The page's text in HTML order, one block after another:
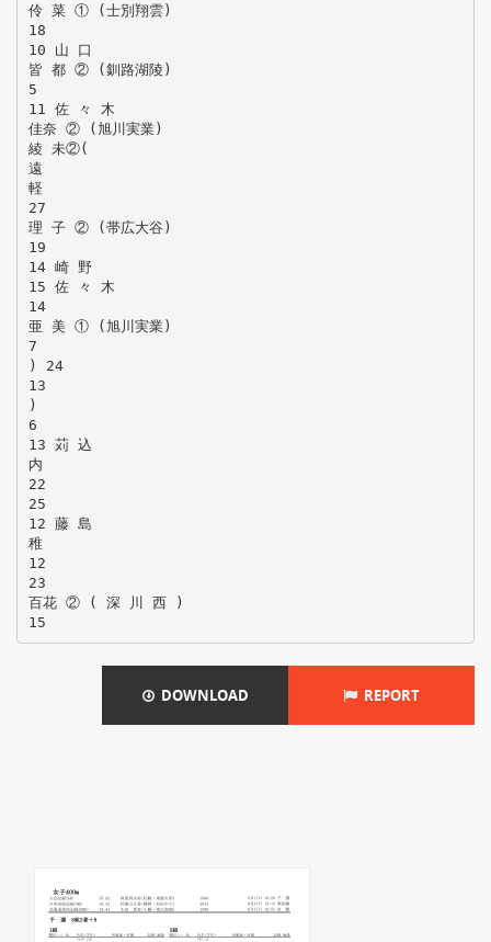
伶 菜 ① (士別翔雲)
18
10 山 口
皆 都 ② (釧路湖陵)
5
11 佐 々 木
佳奈 ② (旭川実業)
綾 未②(
遠
軽
27
理 子 ② (帯広大谷)
19
14 崎 野
15 佐 々 木
14
亜 美 ① (旭川実業)
7
) 24
13
)
6
13 苅 込
内
22
25
12 藤 島
稚
12
23
百花 ② ( 深 川 西 )
DOWNLOAD REPORT